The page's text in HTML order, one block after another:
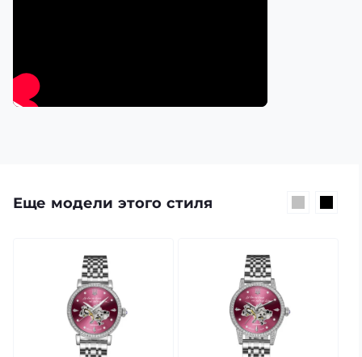
Еще модели этого стиля